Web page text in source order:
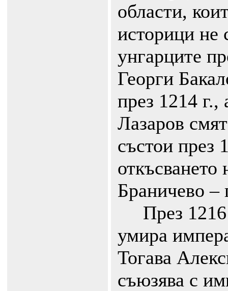
области,
историци не
унгарците
Георги
през 1214
Лазаров
състои през
откъсването
Браничево –
През 1216
умира
Тогава
съюзява с